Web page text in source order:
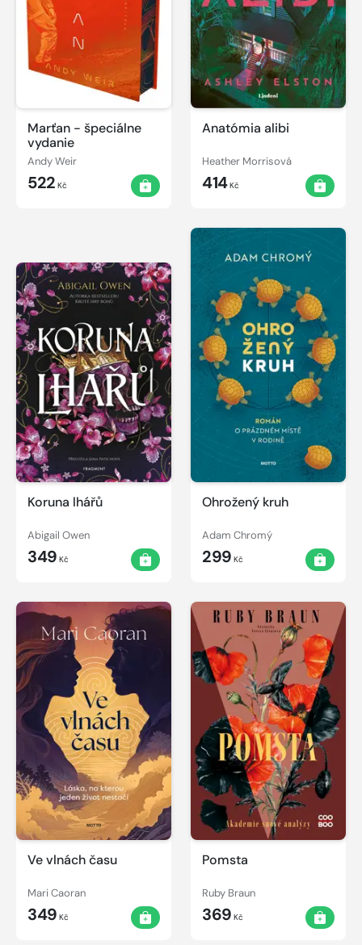
Marťan - špeciálne
vydanie
Andy Weir
522 Kč
Anatómia alibi
Heather Morrisová
414Kč
Koruna lhářů
Abigail Owen
349 Kč
Ohrožený kruh
Adam Chromý
299 Kč
Ve vlnách času
Mari Caoran
349 Kč
Pomsta
Ruby Braun
369 Kč